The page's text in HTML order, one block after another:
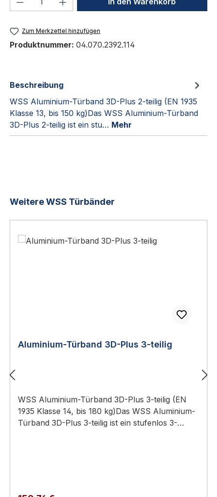
Zum Merkzettel hinzufügen
Produktnummer: 04.070.2392.114
Beschreibung
WSS Aluminium-Türband 3D-Plus 2-teilig (EN 1935
Klasse 13, bis 150 kg)Das WSS Aluminium-Türband
3D-Plus 2-teilig ist ein stu… Mehr
Produktgalerie überspringen
Weitere WSS Türbänder
Aluminium-Türband 3D-Plus 3-teilig
WSS Aluminium-Türband 3D-Plus 3-teilig (EN
1935 Klasse 14, bis 180 kg)Das WSS Aluminium-
Türband 3D-Plus 3-teilig ist ein stufenlos 3-
1935 Klasse 143-dimensional verstellbar: seitlich